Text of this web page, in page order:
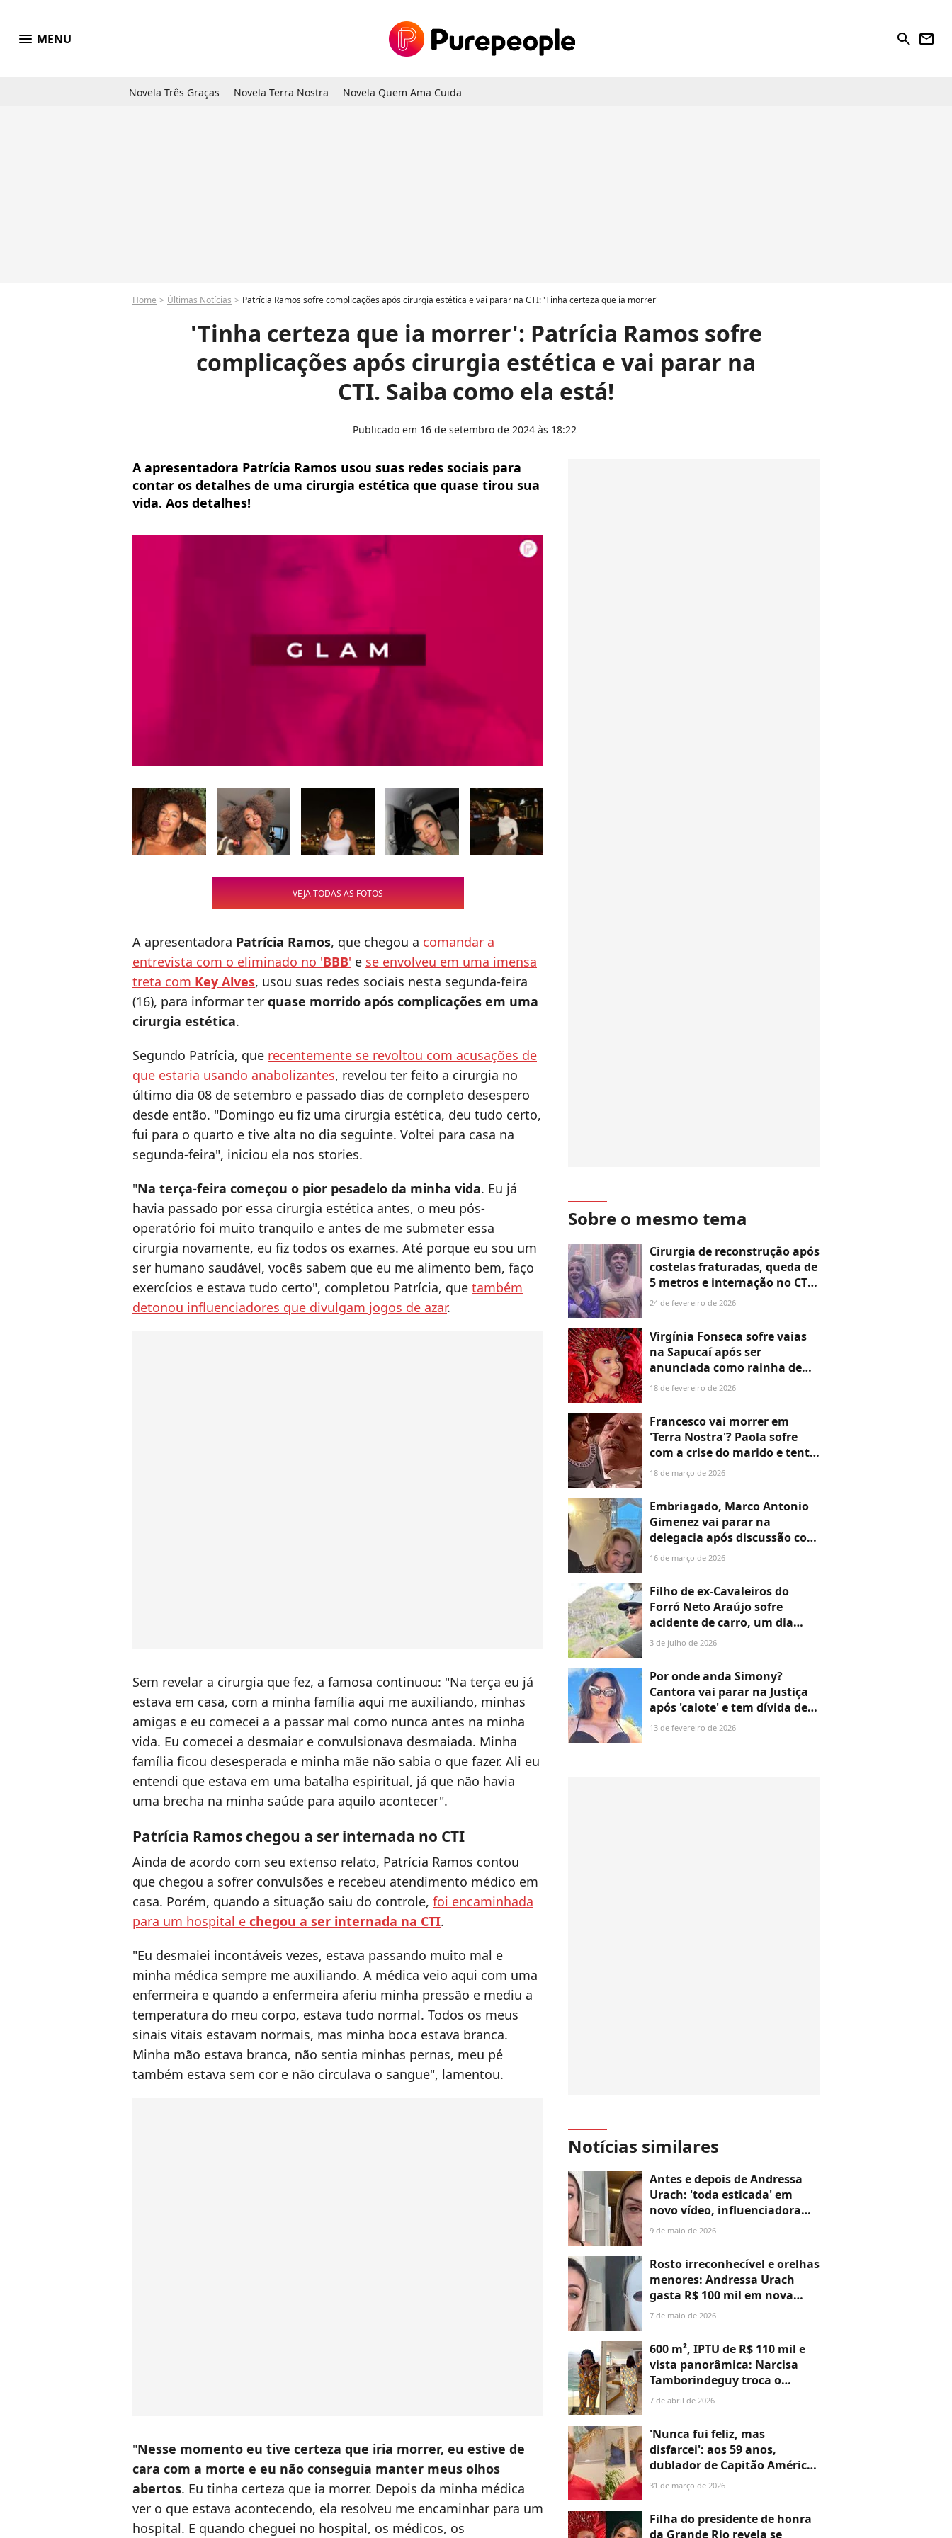
menu MENU search newsletter
Novela Três Graças Novela Terra Nostra Novela Quem Ama Cuida
Home Últimas Notícias Patrícia Ramos sofre complicações após cirurgia estética e vai parar na CTI: 'Tinha certeza que ia morrer'
'Tinha certeza que ia morrer': Patrícia Ramos sofre
complicações após cirurgia estética e vai parar na
CTI. Saiba como ela está!
Publicado em 16 de setembro de 2024 às 18:22
A apresentadora Patrícia Ramos usou suas redes sociais para
contar os detalhes de uma cirurgia estética que quase tirou sua
vida. Aos detalhes!
VEJA TODAS AS FOTOS
A apresentadora Patrícia Ramos, que chegou a comandar a
entrevista com o eliminado no 'BBB' e se envolveu em uma imensa
treta com Key Alves, usou suas redes sociais nesta segunda-feira
(16), para informar ter quase morrido após complicações em uma
cirurgia estética.
Segundo Patrícia, que recentemente se revoltou com acusações de
que estaria usando anabolizantes, revelou ter feito a cirurgia no
último dia 08 de setembro e passado dias de completo desespero
desde então. "Domingo eu fiz uma cirurgia estética, deu tudo certo,
fui para o quarto e tive alta no dia seguinte. Voltei para casa na
segunda-feira", iniciou ela nos stories.
"Na terça-feira começou o pior pesadelo da minha vida. Eu já
havia passado por essa cirurgia estética antes, o meu pós-
operatório foi muito tranquilo e antes de me submeter essa
cirurgia novamente, eu fiz todos os exames. Até porque eu sou um
ser humano saudável, vocês sabem que eu me alimento bem, faço
exercícios e estava tudo certo", completou Patrícia, que também
detonou influenciadores que divulgam jogos de azar.
Sem revelar a cirurgia que fez, a famosa continuou: "Na terça eu já
estava em casa, com a minha família aqui me auxiliando, minhas
amigas e eu comecei a a passar mal como nunca antes na minha
vida. Eu comecei a desmaiar e convulsionava desmaiada. Minha
família ficou desesperada e minha mãe não sabia o que fazer. Ali eu
entendi que estava em uma batalha espiritual, já que não havia
uma brecha na minha saúde para aquilo acontecer".
Patrícia Ramos chegou a ser internada no CTI
Ainda de acordo com seu extenso relato, Patrícia Ramos contou
que chegou a sofrer convulsões e recebeu atendimento médico em
casa. Porém, quando a situação saiu do controle, foi encaminhada
para um hospital e chegou a ser internada na CTI.
"Eu desmaiei incontáveis vezes, estava passando muito mal e
minha médica sempre me auxiliando. A médica veio aqui com uma
enfermeira e quando a enfermeira aferiu minha pressão e mediu a
temperatura do meu corpo, estava tudo normal. Todos os meus
sinais vitais estavam normais, mas minha boca estava branca.
Minha mão estava branca, não sentia minhas pernas, meu pé
também estava sem cor e não circulava o sangue", lamentou.
"Nesse momento eu tive certeza que iria morrer, eu estive de
cara com a morte e eu não conseguia manter meus olhos
abertos. Eu tinha certeza que ia morrer. Depois da minha médica
ver o que estava acontecendo, ela resolveu me encaminhar para um
hospital. E quando cheguei no hospital, os médicos, os
Sobre o mesmo tema
Cirurgia de reconstrução após
costelas fraturadas, queda de
5 metros e internação no CTI:
como foi o acidente de
Fragoso que vai render
indenização depois de longa
batalha na Justiça
24 de fevereiro de 2026
Virgínia Fonseca sofre vaias
na Sapucaí após ser
anunciada como rainha de
bateria da Grande Rio; vídeo
18 de fevereiro de 2026
Francesco vai morrer em
'Terra Nostra'? Paola sofre
com a crise do marido e tenta
salvá-lo a qualquer custo
18 de março de 2026
Embriagado, Marco Antonio
Gimenez vai parar na
delegacia após discussão com
a mãe; Luciana Gimenez
Vera
16 de março de 2026
Filho de ex-Cavaleiros do
Forró Neto Araújo sofre
acidente de carro, um dia
após morte do pai e na
estado de saúde
3 de julho de 2026
Por onde anda Simony?
Cantora vai parar na Justiça
após 'calote' e tem dívida de
mais de R$ 20 mil com
13 de fevereiro de 2026
Notícias similares
Antes e depois de Andressa
Urach: 'toda esticada' em
novo vídeo, influenciadora
divide opiniões com
100 mil. 'Assusta de um jeito
bom'
9 de maio de 2026
Rosto irreconhecível e orelhas
menores: Andressa Urach
gasta R$ 100 mil em nova
plástica e choca com antes e
anos'
7 de maio de 2026
600 m², IPTU de R$ 110 mil e
vista panorâmica: Narcisa
Tamborindeguy troca o
icônico Chopin por
R$ 48 milhões no Cap Ferrat;
especialista imobiliária
analisa a estratégia
7 de abril de 2026
'Nunca fui feliz, mas
disfarcei': aos 59 anos,
dublador de Capitão América
publica carta de despedida
sociais, é socorrido e levado a
hospital
31 de março de 2026
Filha do presidente de honra
da Grande Rio revela se